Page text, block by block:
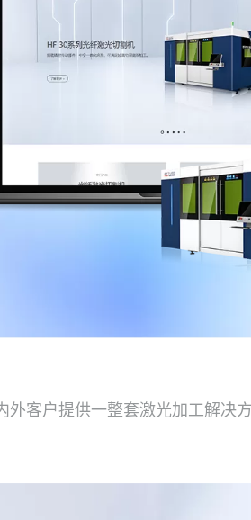
外客户提供一整套激光加工解决